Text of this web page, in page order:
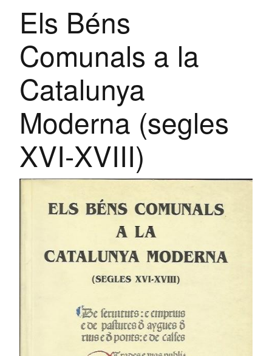
Els Béns
Comunals a la
Catalunya
Moderna (segles
XVI-XVIII)